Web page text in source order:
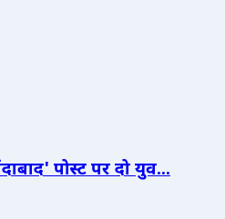
पोस्ट पर दो युव...